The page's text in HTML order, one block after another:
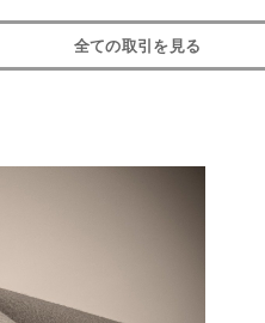
全ての取引を見る